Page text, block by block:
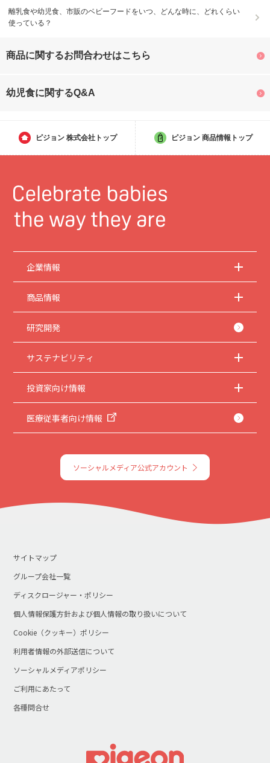
離乳食や幼児食、市販のベビーフードをいつ、どんな時に、どれくらい
使っている？
商品に関するお問合わせはこちら
幼児食に関するQ&A
ピジョン 株式会社トップ ピジョン 商品情報トップ
企業情報
商品情報
研究開発
サステナビリティ
投資家向け情報
医療従事者向け情報
ソーシャルメディア公式アカウント
サイトマップ
グループ会社一覧
ディスクロージャー・ポリシー
個人情報保護方針および個人情報の取り扱いについて
Cookie（クッキー）ポリシー
利用者情報の外部送信について
ソーシャルメディアポリシー
ご利用にあたって
各種問合せ